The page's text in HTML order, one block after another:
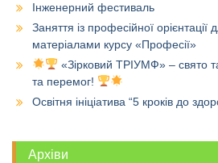
Інженерний фестиваль
Заняття із професійної орієнтації
матеріалами курсу «Професії»
«Зірковий ТРІУМФ» – свято
та перемог!
Освітня ініціатива “5 кроків до
Архіви